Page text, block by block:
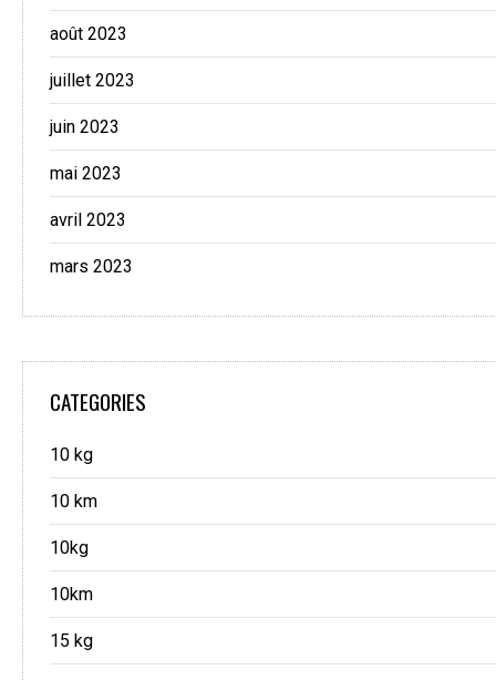
août 2023
juillet 2023
juin 2023
mai 2023
avril 2023
mars 2023
CATEGORIES
10 kg
10 km
10kg
10km
15 kg